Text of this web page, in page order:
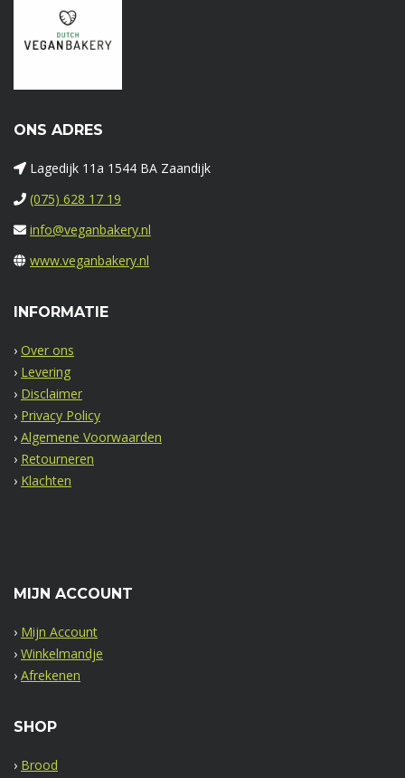
ONS ADRES
Lagedijk 11a 1544 BA Zaandijk
(075) 628 17 19
info@veganbakery.nl
www.veganbakery.nl
INFORMATIE
› Over ons
› Levering
› Disclaimer
› Privacy Policy
› Algemene Voorwaarden
› Retourneren
› Klachten
MIJN ACCOUNT
› Mijn Account
› Winkelmandje
› Afrekenen
SHOP
› Brood